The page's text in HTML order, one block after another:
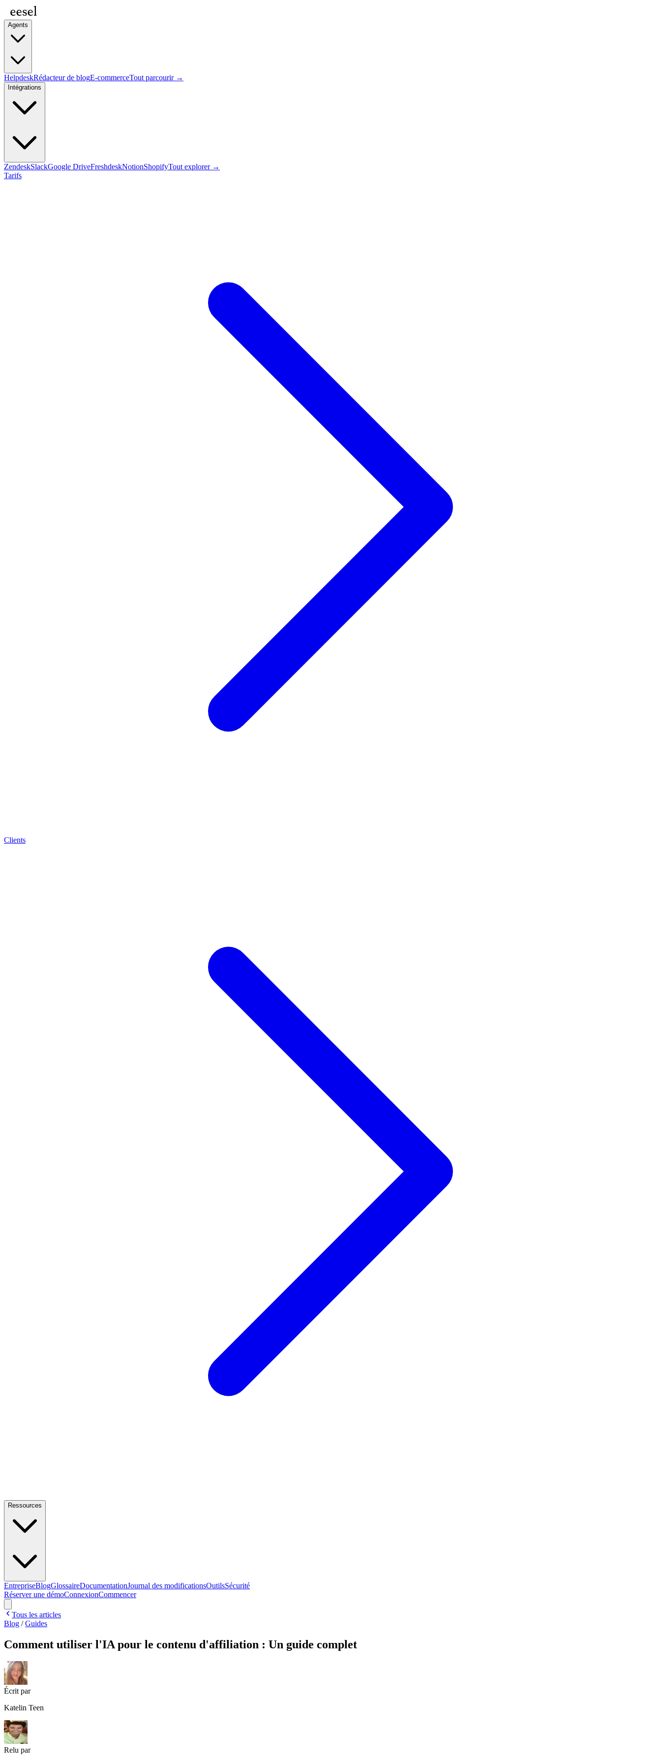
Agents
HelpdeskRédacteur de blogE-commerceTout parcourir →
Intégrations
ZendeskSlackGoogle DriveFreshdeskNotionShopifyTout explorer →
Tarifs
Clients
Ressources
EntrepriseBlogGlossaireDocumentationJournal des modificationsOutilsSécurité
Réserver une démoConnexionCommencer
Tous les articles
Blog /Guides
Comment utiliser l'IA pour le contenu d'affiliation : Un guide complet
Écrit par
Katelin Teen
Relu par